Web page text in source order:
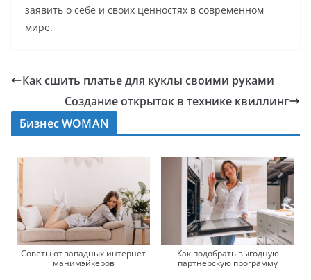
заявить о себе и своих ценностях в современном
мире.
Как сшить платье для куклы своими руками
Создание открыток в технике квиллинг
Бизнес WOMAN
Советы от западных интернет
манимэйкеров
Как подобрать выгодную
партнерскую программу